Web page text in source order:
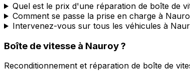
Quel est le prix d'une réparation de boîte de
Comment se passe la prise en charge à
Intervenez-vous sur tous les véhicules à
Boîte de vitesse à Nauroy?
Reconditionnement et réparation de boîte de